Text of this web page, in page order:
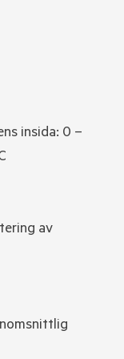
insida: 0 –
av